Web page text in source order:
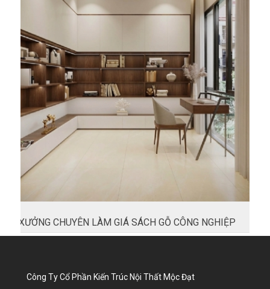
XƯỞNG CHUYÊN LÀM GIÁ SÁCH GỖ CÔNG NGHIỆP
Công Ty Cổ Phần Kiến Trúc Nội Thất Mộc Đạt